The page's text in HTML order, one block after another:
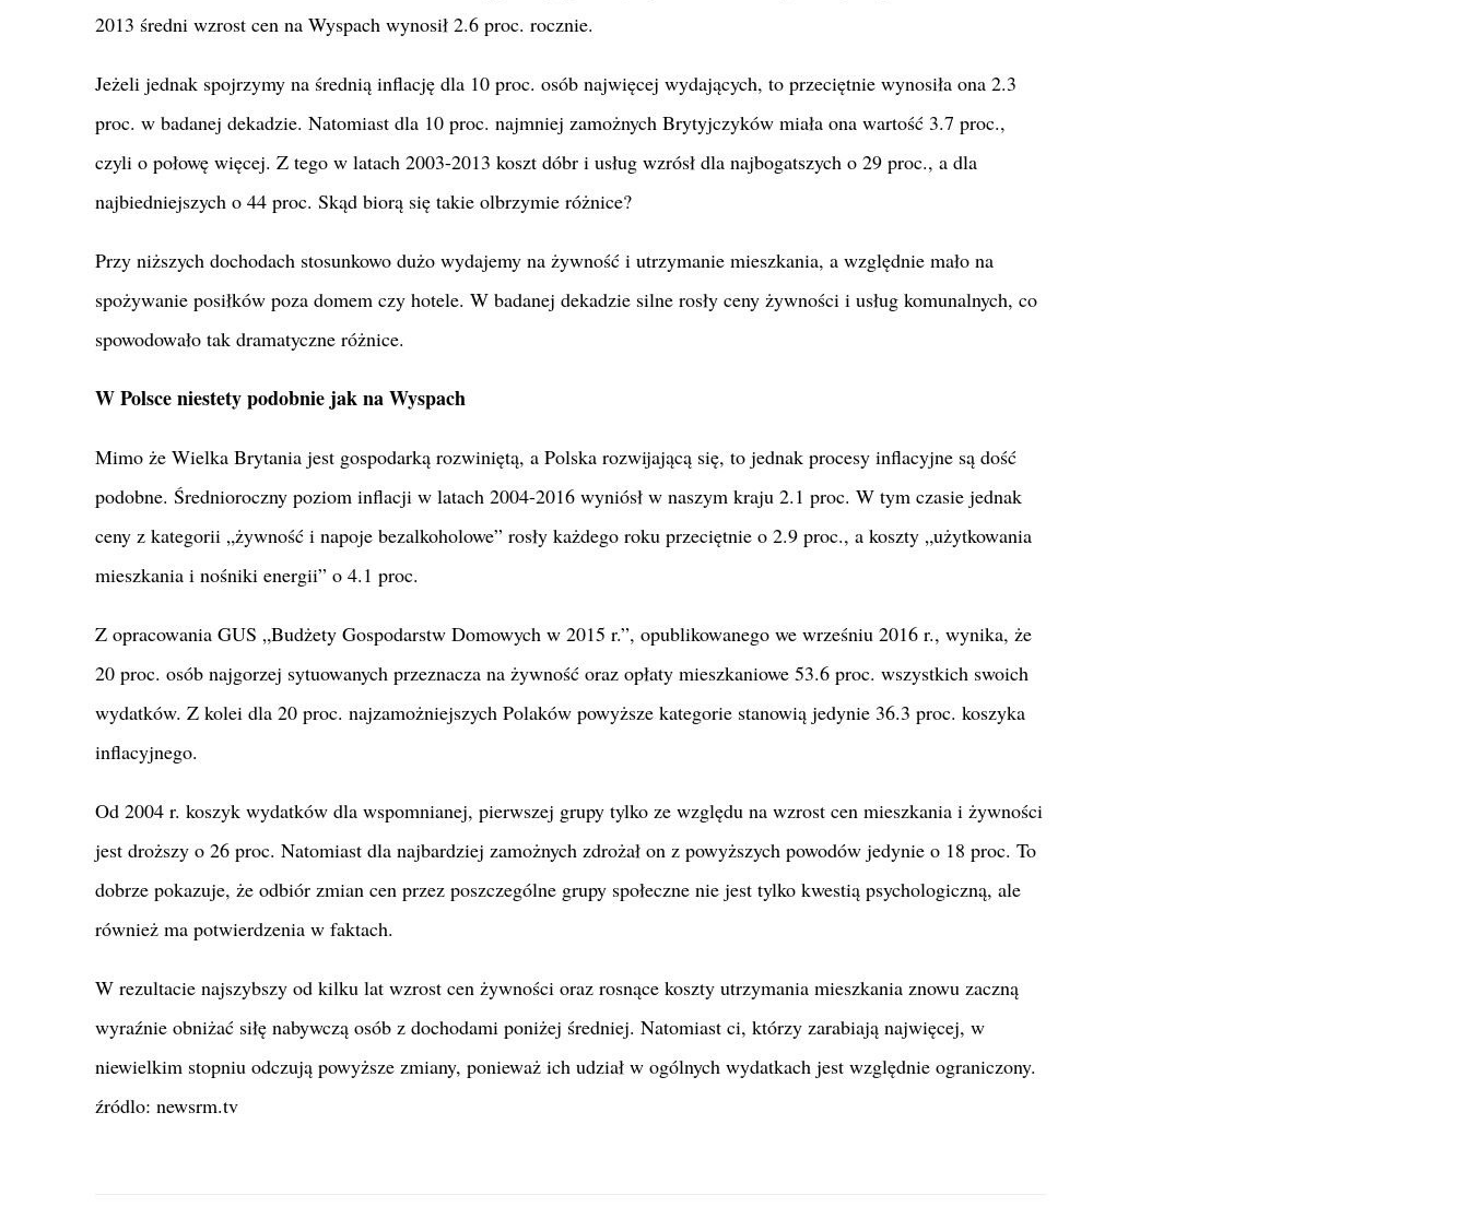
2013 średni wzrost cen na Wyspach wynosił 2.6 proc. rocznie.
Jeżeli jednak spojrzymy na średnią inflację dla 10 proc. osób najwięcej wydających, to przeciętnie wynosiła ona 2.3
proc. w badanej dekadzie. Natomiast dla 10 proc. najmniej zamożnych Brytyjczyków miała ona wartość 3.7 proc.,
czyli o połowę więcej. Z tego w latach 2003-2013 koszt dóbr i usług wzrósł dla najbogatszych o 29 proc., a dla
najbiedniejszych o 44 proc. Skąd biorą się takie olbrzymie różnice?
Przy niższych dochodach stosunkowo dużo wydajemy na żywność i utrzymanie mieszkania, a względnie mało na
spożywanie posiłków poza domem czy hotele. W badanej dekadzie silne rosły ceny żywności i usług komunalnych, co
spowodowało tak dramatyczne różnice.
W Polsce niestety podobnie jak na Wyspach
Mimo że Wielka Brytania jest gospodarką rozwiniętą, a Polska rozwijającą się, to jednak procesy inflacyjne są dość
podobne. Średnioroczny poziom inflacji w latach 2004-2016 wyniósł w naszym kraju 2.1 proc. W tym czasie jednak
ceny z kategorii „żywność i napoje bezalkoholowe” rosły każdego roku przeciętnie o 2.9 proc., a koszty „użytkowania
mieszkania i nośniki energii” o 4.1 proc.
Z opracowania GUS „Budżety Gospodarstw Domowych w 2015 r.”, opublikowanego we wrześniu 2016 r., wynika, że
20 proc. osób najgorzej sytuowanych przeznacza na żywność oraz opłaty mieszkaniowe 53.6 proc. wszystkich swoich
wydatków. Z kolei dla 20 proc. najzamożniejszych Polaków powyższe kategorie stanowią jedynie 36.3 proc. koszyka
inflacyjnego.
Od 2004 r. koszyk wydatków dla wspomnianej, pierwszej grupy tylko ze względu na wzrost cen mieszkania i żywności
jest droższy o 26 proc. Natomiast dla najbardziej zamożnych zdrożał on z powyższych powodów jedynie o 18 proc. To
dobrze pokazuje, że odbiór zmian cen przez poszczególne grupy społeczne nie jest tylko kwestią psychologiczną, ale
również ma potwierdzenia w faktach.
W rezultacie najszybszy od kilku lat wzrost cen żywności oraz rosnące koszty utrzymania mieszkania znowu zaczną
wyraźnie obniżać siłę nabywczą osób z dochodami poniżej średniej. Natomiast ci, którzy zarabiają najwięcej, w
niewielkim stopniu odczują powyższe zmiany, ponieważ ich udział w ogólnych wydatkach jest względnie ograniczony.
źródlo: newsrm.tv